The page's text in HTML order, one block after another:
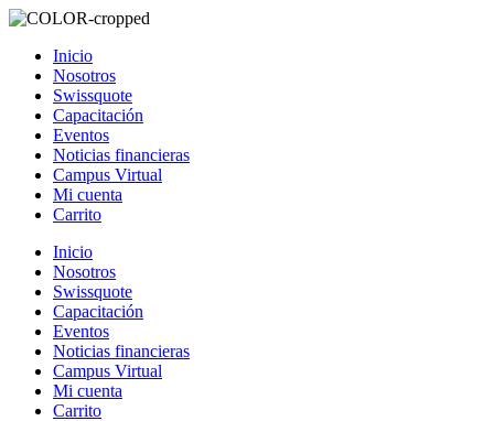
Inicio
Nosotros
Swissquote
Capacitación
Eventos
Noticias financieras
Campus Virtual
Mi cuenta
Carrito
Inicio
Nosotros
Swissquote
Capacitación
Eventos
Noticias financieras
Campus Virtual
Mi cuenta
Carrito